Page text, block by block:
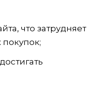
что затрудняет